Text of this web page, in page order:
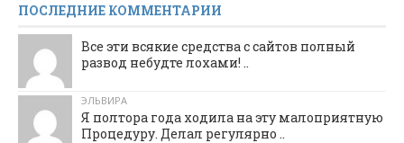
ПОСЛЕДНИЕ КОММЕНТАРИИ
Все эти всякие средства с сайтов полный
развод небудте лохами! ..
ЭЛЬВИРА
Я полтора года ходила на эту малоприятную
Процедуру. Делал регулярно ..